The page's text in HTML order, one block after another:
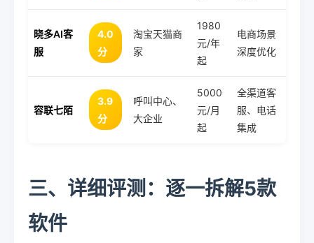
晓多AI客
服
4.0
分
淘宝天猫商
家
1980
元/年
起
电商场景
深度优化
容联七陌
3.9
分
呼叫中心、
大企业
5000
元/月
起
全渠道客
服、电话
集成
三、详细评测：逐一拆解5款
软件